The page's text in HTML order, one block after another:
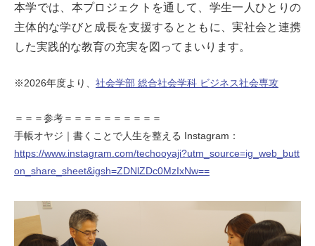
本学では、本プロジェクトを通して、学生一人ひとりの
主体的な学びと成長を支援するとともに、実社会と連携
した実践的な教育の充実を図ってまいります。
※2026年度より、 社会学部 総合社会学科 ビジネス社会専攻
＝＝＝参考＝＝＝＝＝＝＝＝＝＝
手帳オヤジ｜書くことで人生を整える Instagram：
https://www.instagram.com/techooyaji?utm_source=ig_web_butt
on_share_sheet&igsh=ZDNlZDc0MzIxNw==